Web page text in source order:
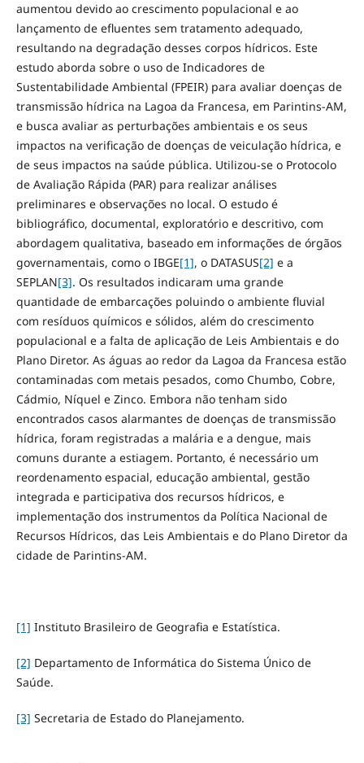
aumentou devido ao crescimento populacional e ao
lançamento de efluentes sem tratamento adequado,
resultando na degradação desses corpos hídricos. Este
estudo aborda sobre o uso de Indicadores de
Sustentabilidade Ambiental (FPEIR) para avaliar doenças de
transmissão hídrica na Lagoa da Francesa, em Parintins-AM,
e busca avaliar as perturbações ambientais e os seus
impactos na verificação de doenças de veiculação hídrica, e
de seus impactos na saúde pública. Utilizou-se o Protocolo
de Avaliação Rápida (PAR) para realizar análises
preliminares e observações no local. O estudo é
bibliográfico, documental, exploratório e descritivo, com
abordagem qualitativa, baseado em informações de órgãos
governamentais, como o IBGE[1], o DATASUS[2] e a
SEPLAN[3]. Os resultados indicaram uma grande
quantidade de embarcações poluindo o ambiente fluvial
com resíduos químicos e sólidos, além do crescimento
populacional e a falta de aplicação de Leis Ambientais e do
Plano Diretor. As águas ao redor da Lagoa da Francesa estão
contaminadas com metais pesados, como Chumbo, Cobre,
Cádmio, Níquel e Zinco. Embora não tenham sido
encontrados casos alarmantes de doenças de transmissão
hídrica, foram registradas a malária e a dengue, mais
comuns durante a estiagem. Portanto, é necessário um
reordenamento espacial, educação ambiental, gestão
integrada e participativa dos recursos hídricos, e
implementação dos instrumentos da Política Nacional de
Recursos Hídricos, das Leis Ambientais e do Plano Diretor da
cidade de Parintins-AM.
[1] Instituto Brasileiro de Geografia e Estatística.
[2] Departamento de Informática do Sistema Único de
Saúde.
[3] Secretaria de Estado do Planejamento.